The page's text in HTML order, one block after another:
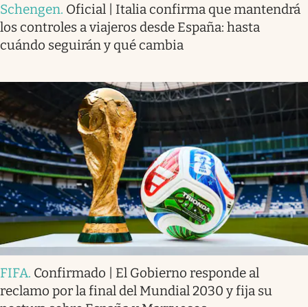
Schengen. Oficial | Italia confirma que mantendrá
los controles a viajeros desde España: hasta
cuándo seguirán y qué cambia
FIFA. Confirmado | El Gobierno responde al
reclamo por la final del Mundial 2030 y fija su